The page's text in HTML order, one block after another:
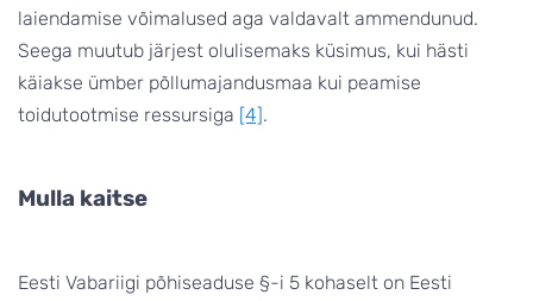
laiendamise võimalused aga valdavalt ammendunud.
Seega muutub järjest olulisemaks küsimus, kui hästi
käiakse ümber põllumajandusmaa kui peamise
toidutootmise ressursiga [4].
Mulla kaitse
Eesti Vabariigi põhiseaduse §-i 5 kohaselt on Eesti